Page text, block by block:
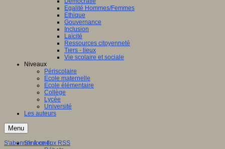
Egalité Hommes/Femmes
Ethique
Gouvernance
Inclusion
Laïcité
Ressources citoyenneté
Tiers - lieux
Vie scolaire et sociale
Niveaux
Périscolaire
Ecole maternelle
Ecole élémentaire
Collège
Lycée
Université
Les auteurs
Menu
S'informer
S'abonner à ce flux RSS